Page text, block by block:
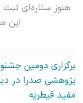
هنوز ستاره‌ای
این
برگزاری دومین
پژوهشی صدرا در
مفید قیطریه